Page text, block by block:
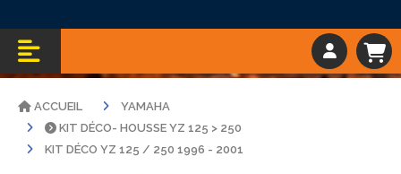
ACCUEIL
YAMAHA
KIT DÉCO- HOUSSE YZ 125 > 250
KIT DÉCO YZ 125 / 250 1996 - 2001